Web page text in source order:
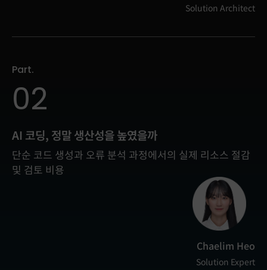
Solution Architect
Part.
02
AI 코딩, 정말 생산성을 높였을까
단순 코드 생성과 오류 분석 과정에서의 실제 리소스 절감
및 검토 비용
Chaelim Heo
Solution Expert